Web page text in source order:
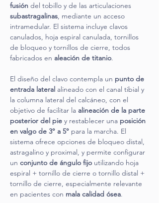
fusión del tobillo y de las articulaciones
subastragalinas, mediante un acceso
intramedular. El sistema incluye clavos
canulados, hoja espiral canulada, tornillos
de bloqueo y tornillos de cierre, todos
fabricados en aleación de titanio.
El diseño del clavo contempla un punto de
entrada lateral alineado con el canal tibial y
la columna lateral del calcáneo, con el
objetivo de facilitar la alineación de la parte
posterior del pie y restablecer una posición
en valgo de 3° a 5° para la marcha. El
sistema ofrece opciones de bloqueo distal,
astragalino y proximal, y permite configurar
un conjunto de ángulo fijo utilizando hoja
espiral + tornillo de cierre o tornillo distal +
tornillo de cierre, especialmente relevante
en pacientes con mala calidad ósea.